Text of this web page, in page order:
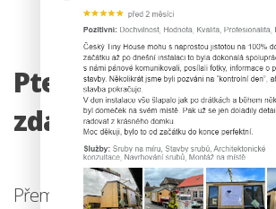
Ptejte se, volejte,
zdarma poradíme!
Přemýšlíte nad vlastním Tiny